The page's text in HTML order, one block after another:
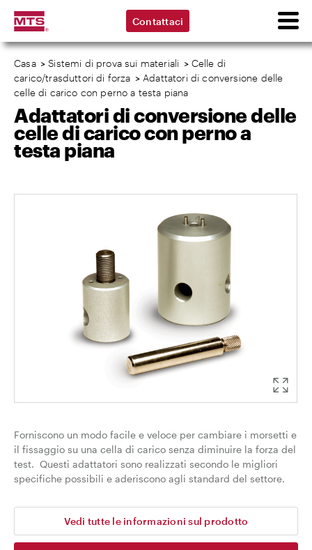
Contattaci
Casa >Sistemi di prova sui materiali > Celle di
carico/trasduttori di forza > Adattatori di conversione delle
celle di carico con perno a testa piana
Adattatori di conversione delle
celle di carico con perno a
testa piana
Forniscono un modo facile e veloce per cambiare i morsetti e
il fissaggio su una cella di carico senza diminuire la forza del
test. Questi adattatori sono realizzati secondo le migliori
specifiche possibili e aderiscono agli standard del settore.
Vedi tutte le informazioni sul prodotto